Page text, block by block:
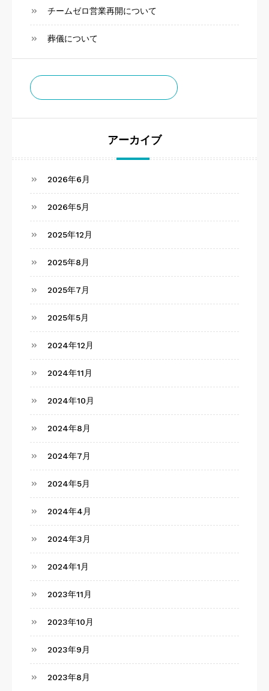
チームゼロ営業再開について
葬儀について
アーカイブ
2026年6月
2026年5月
2025年12月
2025年8月
2025年7月
2025年5月
2024年12月
2024年11月
2024年10月
2024年8月
2024年7月
2024年5月
2024年4月
2024年3月
2024年1月
2023年11月
2023年10月
2023年9月
2023年8月